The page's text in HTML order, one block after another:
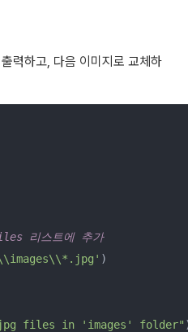
력하고, 다음 이미지로 교체하
리스트에 추가
)
jpg files in 'images' folder"